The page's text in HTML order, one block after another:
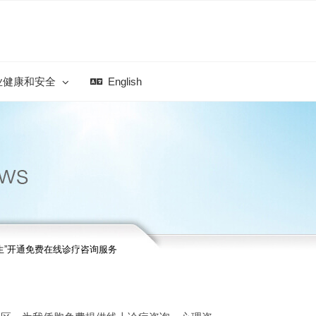
健康和安全 English
”开通免费在线诊疗咨询服务